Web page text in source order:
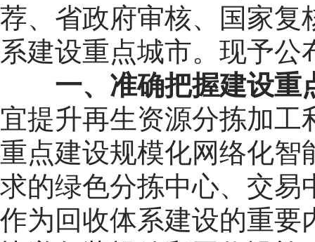
荐、省政府审核、国家复
系建设重点城市。现予
一、准确把握建设重
宜提升再生资源分拣加
重点建设规模化网络化智
求的绿色分拣中心、交易
作为回收体系建设的重要